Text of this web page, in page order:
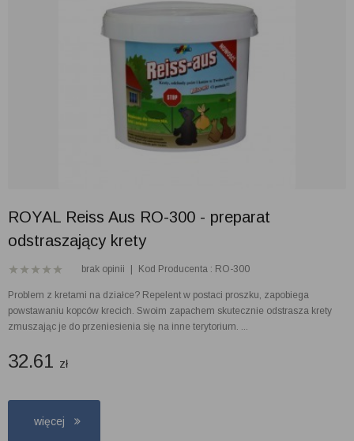
ROYAL Reiss Aus RO-300 - preparat
odstraszający krety
brak opinii Kod Producenta : RO-300
Problem z kretami na działce? Repelent w postaci proszku, zapobiega
powstawaniu kopców krecich. Swoim zapachem skutecznie odstrasza krety
zmuszając je do przeniesienia się na inne terytorium. ...
32.61 zł
więcej